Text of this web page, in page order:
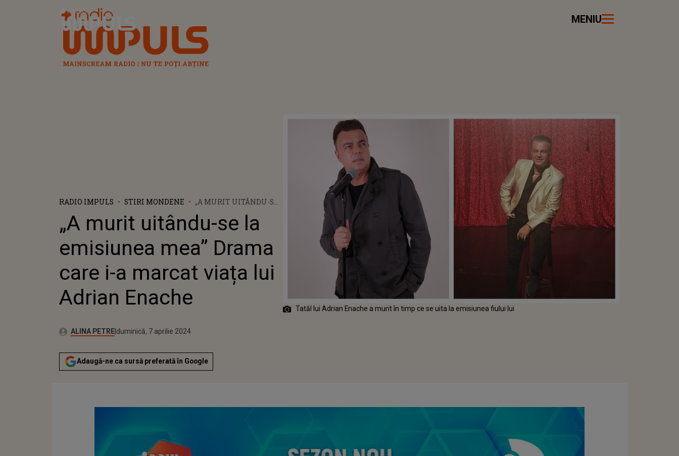
Radio Impuls MENIU
RADIO IMPULS STIRI MONDENE
„A MURIT UITÂNDU-SE
DRAMA CARE I-A
MARCAT VIAȚA LUI
ADRIAN ENACHE
„A murit uitându-se la
emisiunea mea” Drama
care i-a marcat viața lui
Adrian Enache
Autor:ALINA PETREPublicat:
duminică, 7 aprilie 2024
Actualizat:
duminică, 7 aprilie 2024
Adaugă-ne ca sursă preferată în Google
Tatăl lui Adrian Enache a murit în timp ce se uita la emisiunea fiului lui